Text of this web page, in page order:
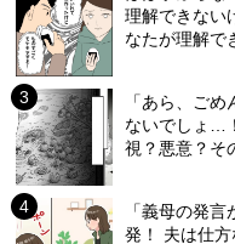
理解できない
なたが理解で
「あら、ご
ないでしょ…
視？悪意？そ
「義母の発
発！ 夫は仕